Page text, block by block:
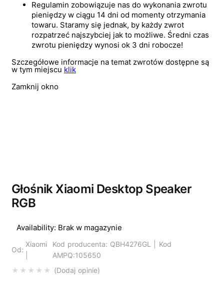
Regulamin zobowiązuje nas do wykonania zwrotu
pieniędzy w ciągu 14 dni od momenty otrzymania
towaru. Staramy się jednak, by każdy zwrot
rozpatrzeć najszybciej jak to możliwe. Średni czas
zwrotu pieniędzy wynosi ok 3 dni robocze!
Szczegółowe informacje na temat zwrotów dostępne są
w tym miejscu klik
Zamknij okno
Głośnik Xiaomi Desktop Speaker
RGB
Dodaj opinie
Availability: Brak w magazynie
Od:
Xiaomi
Kod producenta: QBH4276GL | Kod
AMPQ:105650